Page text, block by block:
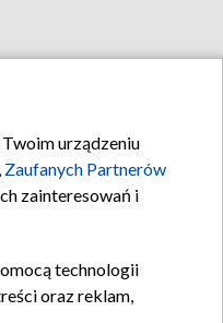
urządzeniu
Zaufanych Partnerów
zainteresowań i
technologii
oraz reklam,